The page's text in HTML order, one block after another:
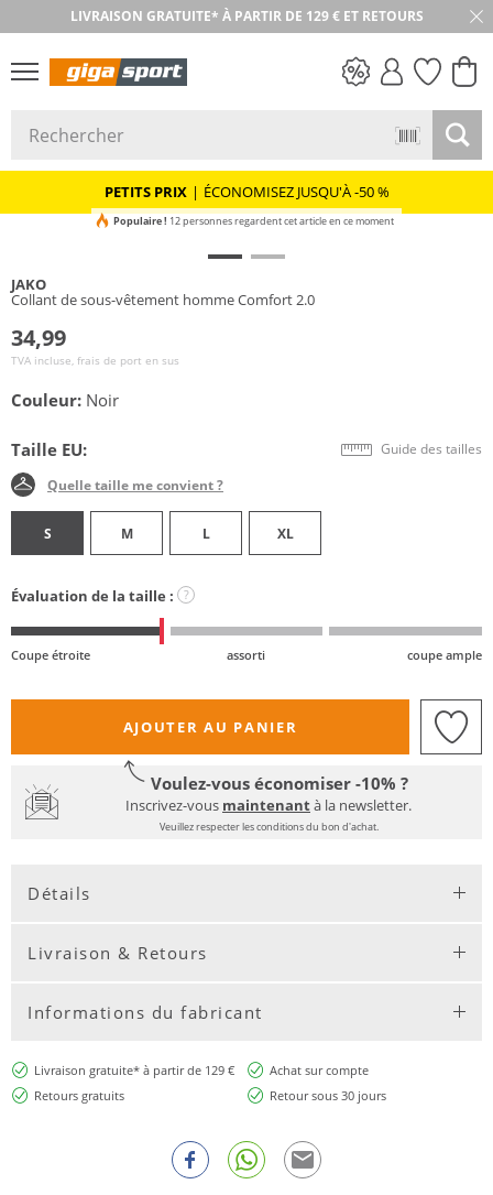
LIVRAISON GRATUITE* À PARTIR DE 129 € ET RETOURS
RETOUR SOUS 30 JOURS
PETITS PRIX | ÉCONOMISEZ JUSQU'À -50 %
Populaire ! 12 personnes regardent cet article en ce moment
JAKO
Collant de sous-vêtement homme Comfort 2.0
34,99
TVA incluse, frais de port en sus
Couleur: Noir
Taille EU: Guide des tailles
Quelle taille me convient ?
S M L XL
Évaluation de la taille : ?
Coupe étroite assorti coupe ample
AJOUTER AU PANIER
Voulez-vous économiser -10% ?
Inscrivez-vous maintenantà la newsletter.
Veuillez respecter les conditions du bon d'achat.
Détails
Livraison & Retours
Informations du fabricant
Livraison gratuite* à partir de 129 €
Achat sur compte
Retours gratuits
Retour sous 30 jours